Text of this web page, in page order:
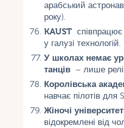
арабський
року).
KAUSTспівпрацює
у галузі технологій.
У школах немає
танців– лише
Королівська
навчає пілотів для
Жіночі
відокремлені від